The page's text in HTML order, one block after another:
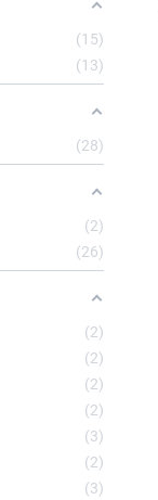
15
13
28
2
26
2
2
2
2
3
2
3